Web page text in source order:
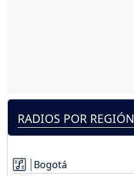
RADIOS POR REGIÓN
Bogotá